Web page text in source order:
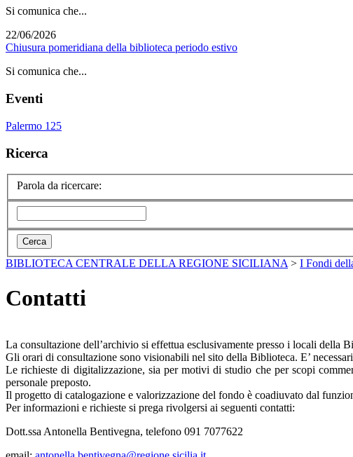
Si comunica che...
22/06/2026
Chiusura pomeridiana della biblioteca periodo estivo
Si comunica che...
Eventi
Palermo 125
Ricerca
Parola da ricercare:
BIBLIOTECA CENTRALE DELLA REGIONE SICILIANA > I Fondi
Contatti
La consultazione dell’archivio si effettua esclusivamente presso i locali della
Gli orari di consultazione sono visionabili nel sito della Biblioteca. E’
Le richieste di digitalizzazione, sia per motivi di studio che per scopi
personale preposto.
Il progetto di catalogazione e valorizzazione del fondo è coadiuvato dal
Per informazioni e richieste si prega rivolgersi ai seguenti contatti:
Dott.ssa Antonella Bentivegna, telefono 091 7077622